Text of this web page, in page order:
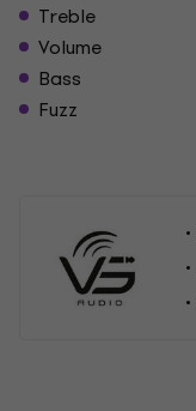
Treble
Volume
Bass
Fuzz